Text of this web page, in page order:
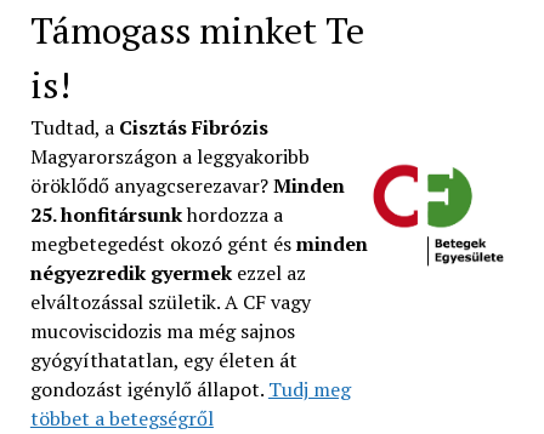
Támogass minket Te
is!
Tudtad, a Cisztás Fibrózis
Magyarországon a leggyakoribb
öröklődő anyagcserezavar?Minden
25. honfitársunkhordozza a
megbetegedést okozó gént ésminden
négyezredik gyermek ezzel az
elváltozással születik. A CF vagy
mucoviscidozis ma még sajnos
gyógyíthatatlan, egy életen át
gondozást igénylő állapot. Tudj meg
többet a betegségről